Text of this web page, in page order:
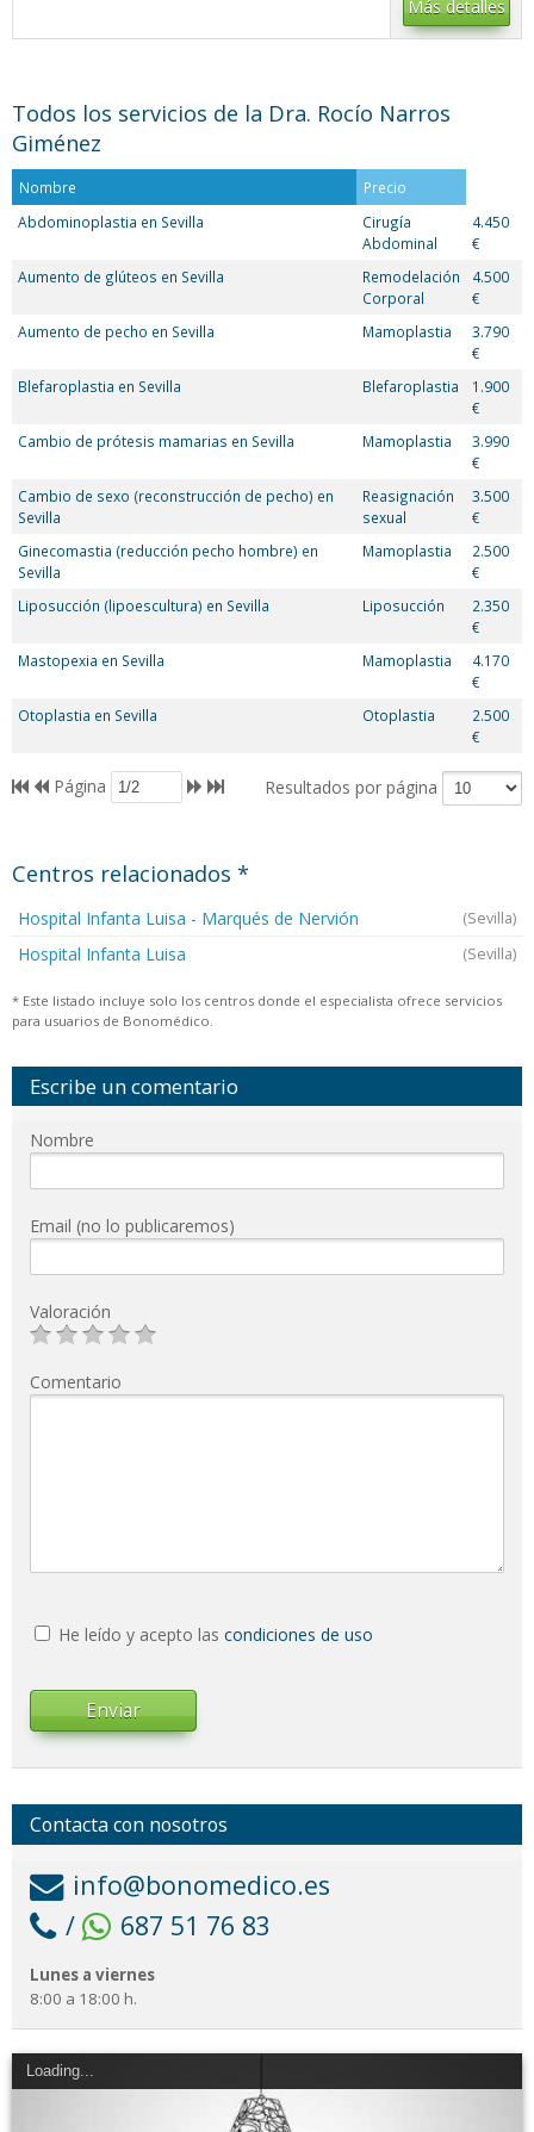
Más detalles
Todos los servicios de la Dra. Rocío Narros
Giménez
Nombre
Precio
Abdominoplastia en Sevilla
Cirugía
Abdominal
4.450
€
Aumento de glúteos en Sevilla
Remodelación
Corporal
4.500
€
Aumento de pecho en Sevilla
Mamoplastia
3.790
€
Blefaroplastia en Sevilla
Blefaroplastia
1.900
€
Cambio de prótesis mamarias en Sevilla
Mamoplastia
3.990
€
Cambio de sexo (reconstrucción de pecho) en
Sevilla
Reasignación
sexual
3.500
€
Ginecomastia (reducción pecho hombre) en
Sevilla
Mamoplastia
2.500
€
Liposucción (lipoescultura) en Sevilla
Liposucción
2.350
€
Mastopexia en Sevilla
Mamoplastia
4.170
€
Otoplastia en Sevilla
Otoplastia
2.500
€
Página Resultados por página
Centros relacionados *
Hospital Infanta Luisa - Marqués de Nervión (Sevilla)
Hospital Infanta Luisa (Sevilla)
* Este listado incluye solo los centros donde el especialista ofrece servicios
para usuarios de Bonomédico.
Escribe un comentario
Nombre
Email (no lo publicaremos)
Valoración
Comentario
He leído y acepto las condiciones de uso
Enviar
Contacta con nosotros
info@bonomedico.es
/
687 51 76 83
Lunes a viernes
8:00 a 18:00 h.
Loading...